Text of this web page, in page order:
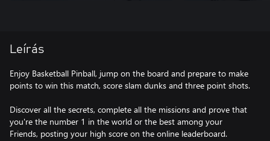
Leírás
Enjoy Basketball Pinball, jump on the board and prepare to make
points to win this match, score slam dunks and three point shots.
Discover all the secrets, complete all the missions and prove that
you're the number 1 in the world or the best among your
Friends, posting your high score on the online leaderboard.